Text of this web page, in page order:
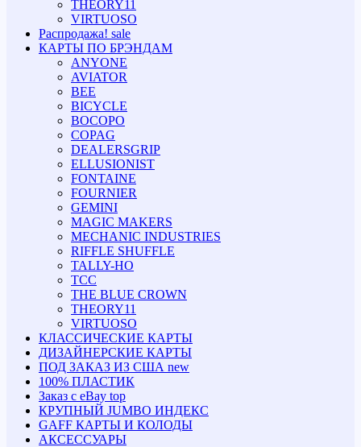
THEORY11
VIRTUOSO
Распродажа! sale
КАРТЫ ПО БРЭНДАМ
ANYONE
AVIATOR
BEE
BICYCLE
BOCOPO
COPAG
DEALERSGRIP
ELLUSIONIST
FONTAINE
FOURNIER
GEMINI
MAGIC MAKERS
MECHANIC INDUSTRIES
RIFFLE SHUFFLE
TALLY-HO
TCC
THE BLUE CROWN
THEORY11
VIRTUOSO
КЛАССИЧЕСКИЕ КАРТЫ
ДИЗАЙНЕРСКИЕ КАРТЫ
ПОД ЗАКАЗ ИЗ США new
100% ПЛАСТИК
Заказ с eBay top
КРУПНЫЙ JUMBO ИНДЕКС
GAFF КАРТЫ И КОЛОДЫ
АКСЕССУАРЫ